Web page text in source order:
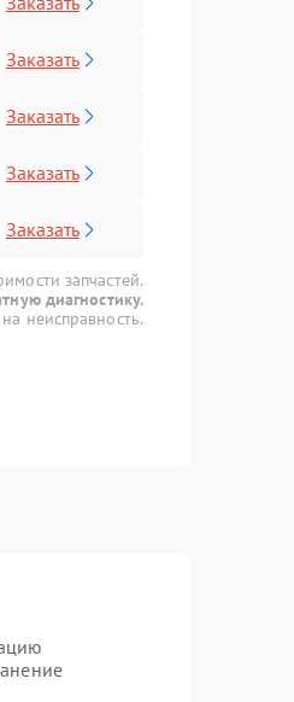
Заказать
Заказать
Заказать
Заказать
запчастей.
диагностику.
неисправность.